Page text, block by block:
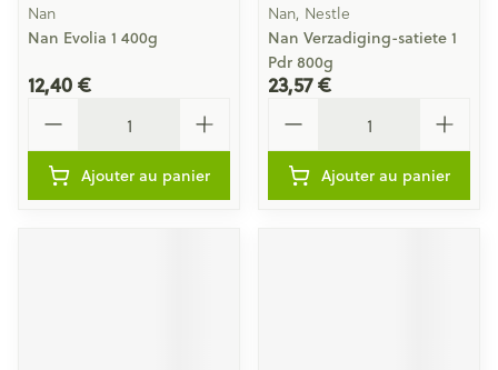
Nan
Nan Evolia 1 400g
12,40 €
Ajouter au panier
Nan, Nestle
Nan Verzadiging-satiete 1
Pdr 800g
23,57 €
Ajouter au panier